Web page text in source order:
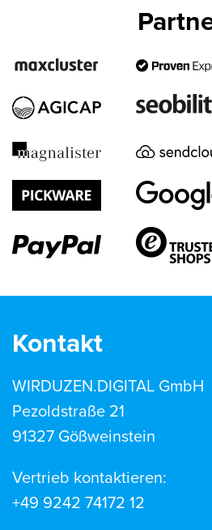
Kontakt
WIRDUZEN.DIGITAL GmbH
Pezoldstraße 21
91327 Gößweinstein
Vertrieb kontaktieren:
+49 9242 74172 12